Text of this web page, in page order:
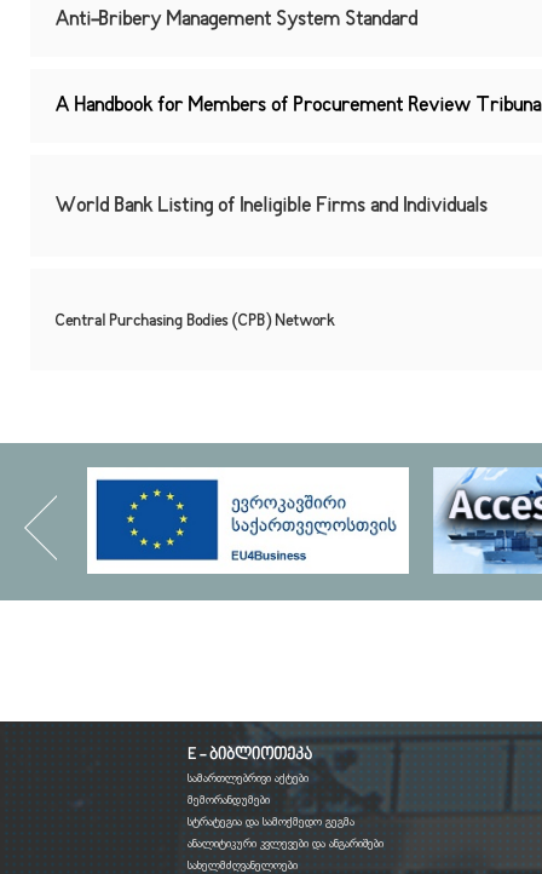
Anti-Bribery Management System Standard
A Handbook for Members of Procurement Review
World Bank Listing of Ineligible Firms and Individuals
Central Purchasing Bodies (CPB) Network
E - ბიბლიოთეკა
სამართლებრივი აქტები
მემორანდუმები
სტრატეგია და სამოქმედო გეგმა
ანალიტიკური კვლევები და ანგარიშები
სახელმძღვანელოები